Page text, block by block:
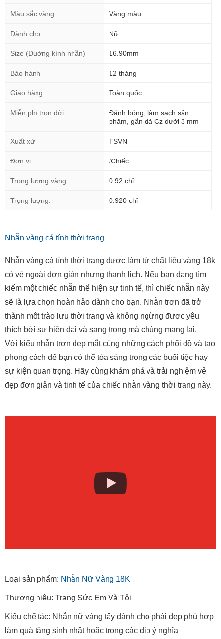
Màu sắc vàng Vàng màu
Dành cho Nữ
Size (Đường kính nhẫn) 16.90mm
Bảo hành 12 tháng
Giao hàng Toàn quốc
Miễn phí trọn đời
Đánh bóng, làm sạch sản
phẩm, gắn đá Cz dưới 3 mm
Xuất xứ TSVN
Đơn vị /Chiếc
Trọng lượng vàng 0.92 chỉ
Trọng lượng: 0.920 chỉ
Nhẫn vàng cá tính thời trang
Nhẫn vàng cá tính thời trang được làm từ chất liệu vàng 18k
có vẻ ngoài đơn giản nhưng thanh lịch. Nếu bạn đang tìm
kiếm một chiếc nhẫn thể hiện sự tinh tế, thì chiếc nhẫn này
sẽ là lựa chọn hoàn hảo dành cho bạn. Nhẫn trơn đã trở
thành một trào lưu thời trang và không ngừng được yêu
thích bởi sự hiện đại và sang trọng mà chúng mang lại.
Với kiểu nhẫn trơn đẹp mắt cùng những cách phối đồ và tạo
phong cách để bạn có thể tỏa sáng trong các buổi tiệc hay
sự kiện quan trọng. Hãy cùng khám phá và trải nghiệm vẻ
đẹp đơn giản và tinh tế của chiếc nhẫn vàng thời trang này.
Loại sản phẩm: Nhẫn Nữ Vàng 18K
Thương hiệu: Trang Sức Em Và Tôi
Kiểu chế tác: Nhẫn nữ vàng tây dành cho phái đẹp phù hợp
làm quà tặng sinh nhật hoặc trong các dịp ý nghĩa